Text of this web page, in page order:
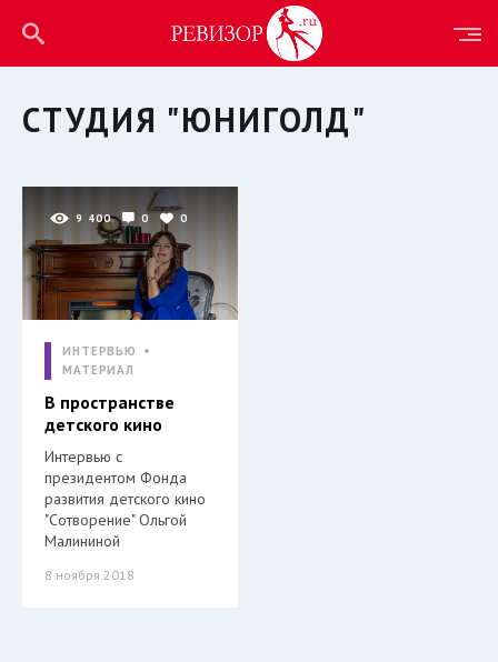
СТУДИЯ "ЮНИГОЛД"
9 400 0 0
ИНТЕРВЬЮ
МАТЕРИАЛ
В пространстве
детского кино
Интервью с
президентом Фонда
развития детского кино
"Сотворение" Ольгой
Малининой
8 ноября 2018